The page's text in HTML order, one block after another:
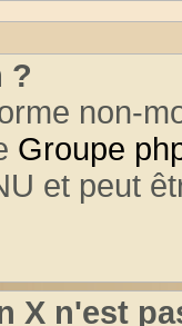
?
non-
Groupe
et peut
X n'est